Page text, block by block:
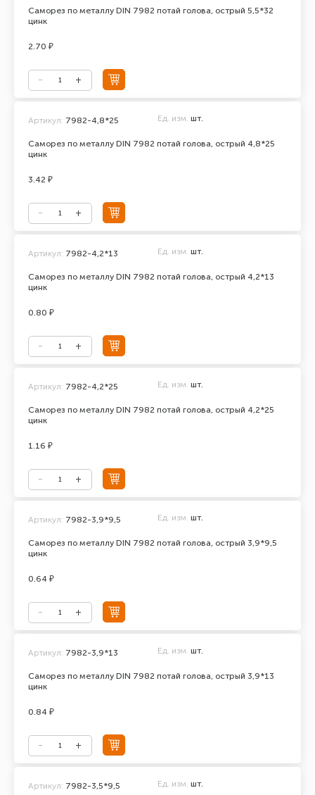
Саморез по металлу DIN 7982 потай голова, острый 5,5*32
цинк
2.70 ₽
Саморез по металлу DIN 7982 потай голова, острый 4,8*25
цинк
Артикул: 7982-4,8*25 Ед. изм. шт.
3.42 ₽
Саморез по металлу DIN 7982 потай голова, острый 4,2*13
цинк
Артикул: 7982-4,2*13 Ед. изм. шт.
0.80 ₽
Саморез по металлу DIN 7982 потай голова, острый 4,2*25
цинк
Артикул: 7982-4,2*25 Ед. изм. шт.
1.16 ₽
Саморез по металлу DIN 7982 потай голова, острый 3,9*9,5
цинк
Артикул: 7982-3,9*9,5 Ед. изм. шт.
0.64 ₽
Саморез по металлу DIN 7982 потай голова, острый 3,9*13
цинк
Артикул: 7982-3,9*13 Ед. изм. шт.
0.84 ₽
Артикул: 7982-3,5*9,5 Ед. изм. шт.